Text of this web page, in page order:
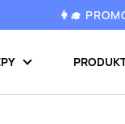
👩‍🎓